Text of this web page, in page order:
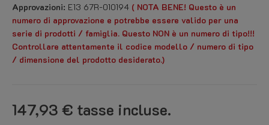
Approvazioni: E13 67R-010194 ( NOTA BENE! Questo è un
numero di approvazione e potrebbe essere valido per una
serie di prodotti / famiglia. Questo NON è un numero di tipo!!!
Controllare attentamente il codice modello / numero di tipo
/ dimensione del prodotto desiderato.)
147,93 € tasse incluse.